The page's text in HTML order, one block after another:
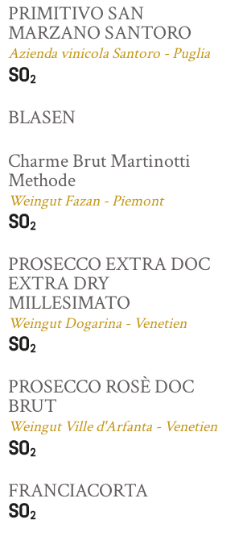
PRIMITIVO SAN
MARZANO SANTORO
Azienda vinicola Santoro - Puglia
BLASEN
Charme Brut Martinotti
Methode
Weingut Fazan - Piemont
PROSECCO EXTRA DOC
EXTRA DRY
MILLESIMATO
Weingut Dogarina - Venetien
PROSECCO ROSÈ DOC
BRUT
Weingut Ville d'Arfanta - Venetien
FRANCIACORTA